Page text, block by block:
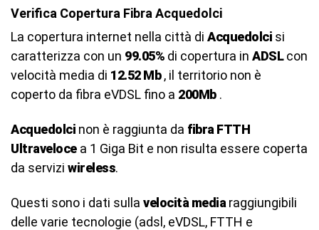
Verifica Copertura Fibra Acquedolci
La copertura internet nella città di Acquedolci si
caratterizza con un 99.05% di copertura in ADSLcon
velocità media di 12.52 Mb, il territorio non è
coperto da fibra eVDSL fino a 200Mb.
Acquedolci non è raggiunta da fibra FTTH
Ultravelocea 1 Giga Bit e non risulta essere coperta
da servizi wireless.
Questi sono i dati sulla velocità media raggiungibili
delle varie tecnologie (adsl, eVDSL, FTTH e